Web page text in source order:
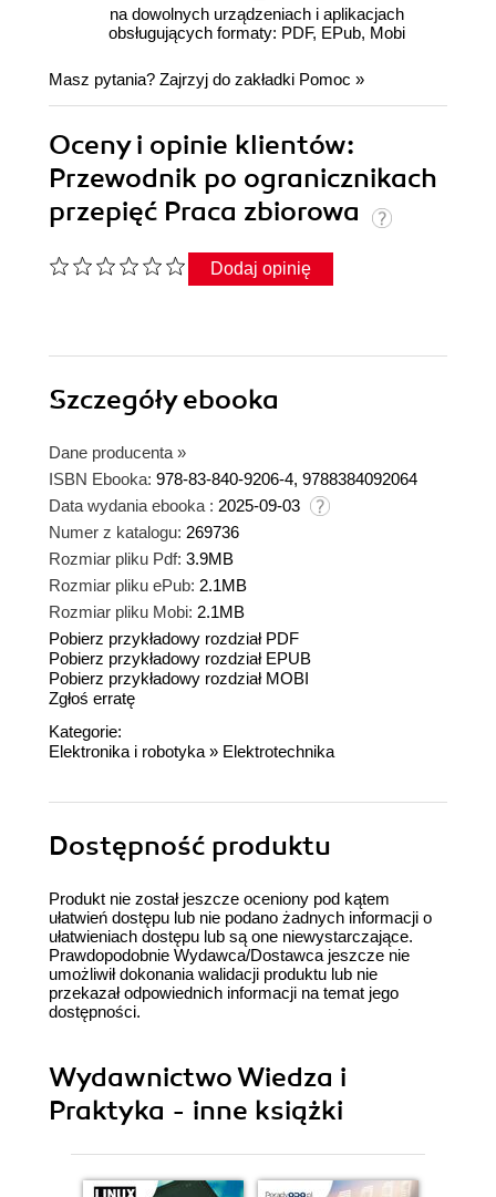
na dowolnych urządzeniach i aplikacjach
obsługujących formaty: PDF, EPub, Mobi
Masz pytania? Zajrzyj do zakładki Pomoc »
Oceny i opinie klientów:
Przewodnik po ogranicznikach
przepięć Praca zbiorowa
Dodaj opinię
Szczegółyebooka
Dane producenta »
ISBN Ebooka: 978-83-840-9206-4, 9788384092064
Data wydania ebooka : 2025-09-03
Numer z katalogu: 269736
Rozmiar pliku Pdf: 3.9MB
Rozmiar pliku ePub: 2.1MB
Rozmiar pliku Mobi: 2.1MB
Pobierz przykładowy rozdział PDF
Pobierz przykładowy rozdział EPUB
Pobierz przykładowy rozdział MOBI
Zgłoś erratę
Kategorie:
Elektronika i robotyka » Elektrotechnika
Dostępność produktu
Produkt nie został jeszcze oceniony pod kątem
ułatwień dostępu lub nie podano żadnych informacji o
ułatwieniach dostępu lub są one niewystarczające.
Prawdopodobnie Wydawca/Dostawca jeszcze nie
umożliwił dokonania walidacji produktu lub nie
przekazał odpowiednich informacji na temat jego
dostępności.
Wydawnictwo Wiedza i
Praktyka - inne książki